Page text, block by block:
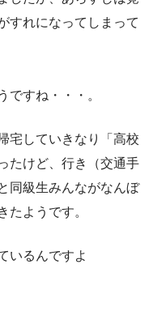
すれになってしまって
ですね・・・。
宅していきなり「高校
たけど、行き（交通手
同級生みんながなんぼ
たようです。
いるんですよ